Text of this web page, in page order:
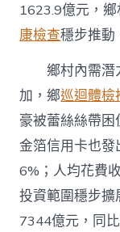
1623.9億元，
康檢查穩步推動
鄉村內需潛
加，鄉巡迴體檢
豪被蕾絲絲帶
金箔信用卡也
6%；人均花費
投資範圍穩步
7344億元，同